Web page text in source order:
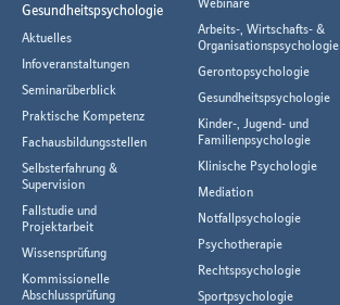
Gesundheitspsychologie
Aktuelles
Infoveranstaltungen
Seminarüberblick
Praktische Kompetenz
Fachausbildungsstellen
Selbsterfahrung &
Supervision
Fallstudie und
Projektarbeit
Wissensprüfung
Kommissionelle
Abschlussprüfung
Arbeits-, Wirtschafts- &
Organisationspsychologie
Gerontopsychologie
Gesundheitspsychologie
Kinder-, Jugend- und
Familienpsychologie
Klinische Psychologie
Mediation
Notfallpsychologie
Psychotherapie
Rechtspsychologie
Sportpsychologie